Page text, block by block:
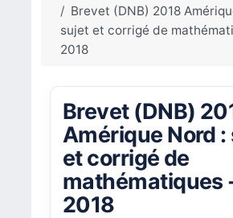
Brevet (DNB) 2018
sujet et corrigé de
2018
Brevet (DNB)
Amérique Nord :
et corrigé de
mathématiques
2018